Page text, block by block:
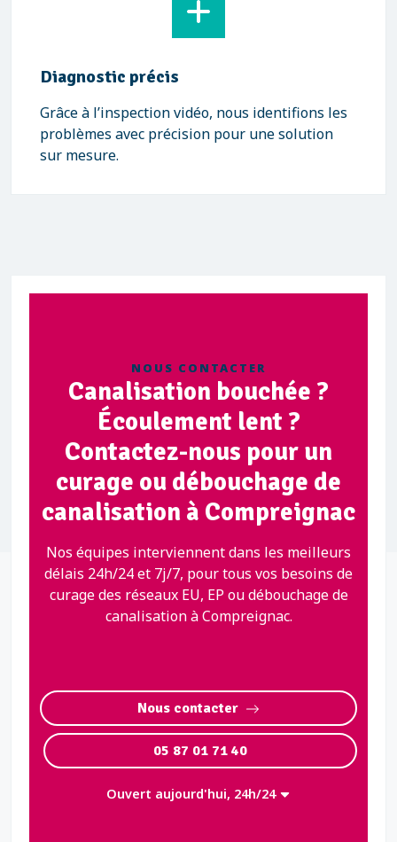
Diagnostic précis
Grâce à l’inspection vidéo, nous identifions les
problèmes avec précision pour une solution
sur mesure.
NOUS CONTACTER
Canalisation bouchée ?
Écoulement lent ?
Contactez-nous pour un
curage ou débouchage de
canalisation à Compreignac
Nos équipes interviennent dans les meilleurs
délais 24h/24 et 7j/7, pour tous vos besoins de
curage des réseaux EU, EP ou débouchage de
canalisation à Compreignac.
Nous contacter
05 87 01 71 40
Ouvert aujourd'hui, 24h/24